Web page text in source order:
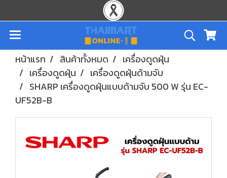
หน้าแรก สินค้าทั้งหมด
เครื่องดูดฝุ่น
เครื่องดูดฝุ่น
เครื่องดูดฝุ่นด้ามจับ
SHARP เครื่องดูดฝุ่นแบบด้ามจับ 500 W รุ่น EC-
UF52B-B